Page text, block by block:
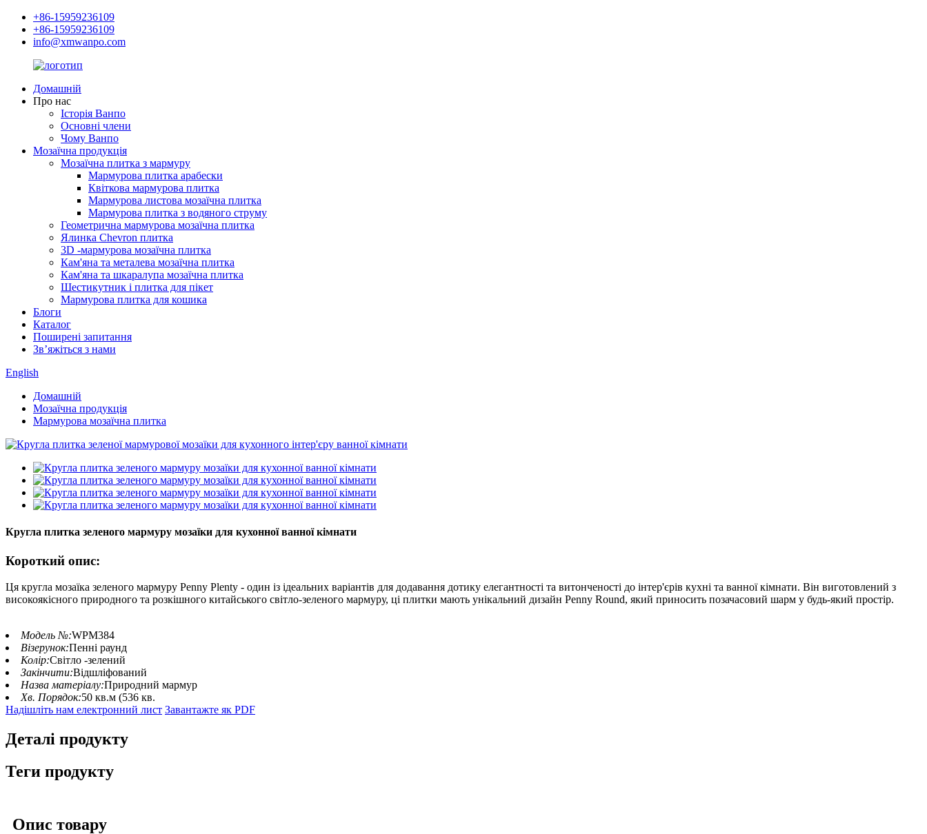
+86-15959236109
+86-15959236109
info@xmwanpo.com
Домашній
Про нас
Історія Ванпо
Основні члени
Чому Ванпо
Мозаїчна продукція
Мозаїчна плитка з мармуру
Мармурова плитка арабески
Квіткова мармурова плитка
Мармурова листова мозаїчна плитка
Мармурова плитка з водяного струму
Геометрична мармурова мозаїчна плитка
Ялинка Chevron плитка
3D -мармурова мозаїчна плитка
Кам'яна та металева мозаїчна плитка
Кам'яна та шкаралупа мозаїчна плитка
Шестикутник і плитка для пікет
Мармурова плитка для кошика
Блоги
Каталог
Поширені запитання
Зв’яжіться з нами
English
Домашній
Мозаїчна продукція
Мармурова мозаїчна плитка
Кругла плитка зеленого мармуру мозаїки для кухонної ванної кімнати
Короткий опис:
Ця кругла мозаїка зеленого мармуру Penny Plenty - один із ідеальних варіантів для додавання дотику елегантності та витонченості до інтер'єрів кухні та ванної кімнати. Він виготовлений з
високоякісного природного та розкішного китайського світло-зеленого мармуру, ці плитки мають унікальний дизайн Penny Round, який приносить позачасовий шарм у будь-який простір.
Модель №:WPM384
Візерунок:Пенні раунд
Колір:Світло -зелений
Закінчити:Відшліфований
Назва матеріалу:Природний мармур
Хв. Порядок:50 кв.м (536 кв.
Надішліть нам електронний лист Завантажте як PDF
Деталі продукту
Теги продукту
Опис товару